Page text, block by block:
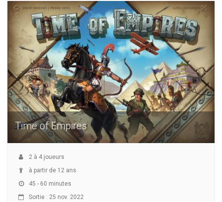
Time of Empires
2 à 4 joueurs
à partir de 12 ans
45 - 60 minutes
Sortie : 25 nov. 2022